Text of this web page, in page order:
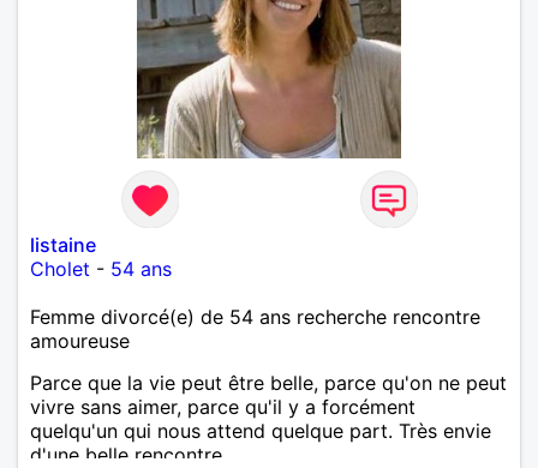
listaine
Cholet - 54 ans
Femme divorcé(e) de 54 ans recherche rencontre
amoureuse
Parce que la vie peut être belle, parce qu'on ne peut
vivre sans aimer, parce qu'il y a forcément
quelqu'un qui nous attend quelque part. Très envie
d'une belle rencontre.